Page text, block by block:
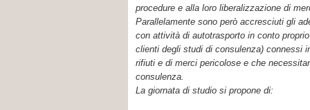
procedure e alla loro liberalizzazione di
Parallelamente sono però accresciuti gli
con attività di autotrasporto in conto
clienti degli studi di consulenza) connessi
rifiuti e di merci pericolose e che
consulenza.
La giornata di studio si propone di: